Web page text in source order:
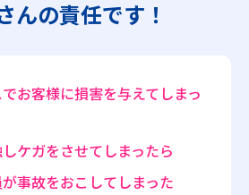
んの責任です！
お客様に損害を与えてしまっ
ケガをさせてしまったら
事故をおこしてしまった